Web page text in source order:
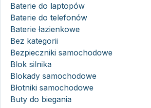
Baterie do laptopów
Baterie do telefonów
Baterie łazienkowe
Bez kategorii
Bezpieczniki samochodowe
Blok silnika
Blokady samochodowe
Błotniki samochodowe
Buty do biegania